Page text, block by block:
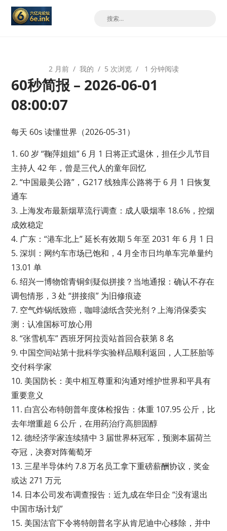
2 月前 我的 5 次浏览 1 分钟阅读
60秒简报 – 2026-06-01
08:00:07
每天 60s 读懂世界（2026-05-31）
1. 60 岁 “鞠萍姐姐” 6 月 1 日将正式退休，担任少儿节目
主持人 42 年，曾是三代人的童年回忆
2. “中国最美公路”，G217 线独库公路将于 6 月 1 日恢复
通车
3. 上海发布最新烟草流行调查：成人吸烟率 18.6%，控烟
成效稳定
4. 广东：“港车北上” 延长有效期 5 年至 2031 年 6 月 1 日
5. 深圳：网约车市场已饱和，4 月全市日均单车完单量约
13.01 单
6. 绍兴一博物馆青铜剑疑似拼接？当地通报：确认不存在
调包情形，3 处 “拼接痕” 为旧修痕迹
7. 空气炸锅纸致癌，咖啡滤纸含荧光剂？上海消保委实
测：认准国标可放心用
8. “张雪机车” 西班牙阿拉贡站首回合获第 8 名
9. 中国空间站第十批科学实验样品顺利返回，人工胚胎等
交付科学家
10. 美国防长：美中相互尊重和沟通对维护世界和平具有
重要意义
11. 白宫公布特朗普年度体检报告：体重 107.95 公斤，比
去年增重超 6 公斤，在用药治疗高胆固醇
12. 德经济学家连续猜中 3 届世界杯冠军，预测本届荷兰
夺冠，决赛对阵葡萄牙
13. 三星半导体约 7.8 万名员工拿下重磅薪酬协议，奖金
或达 271 万元
14. 日本公司发布调查报告：近九成在华日企 “没有退出
中国市场计划”
15. 美国法官下令将特朗普名字从肯尼迪中心移除，并中